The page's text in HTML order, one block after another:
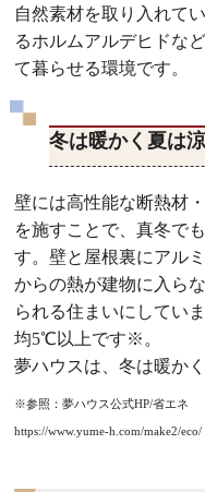
自然素材を取り入れて
るホルムアルデヒドな
て暮らせる環境です。
冬は暖かく夏は
壁には高性能な断熱材
を施すことで、真冬で
す。壁と屋根裏にアル
からの熱が建物に入ら
られる住まいにしてい
均5℃以上です※。
夢ハウスは、冬は暖か
※参照：夢ハウス公式HP/省エネ
https://www.yume-h.com/make2/eco/